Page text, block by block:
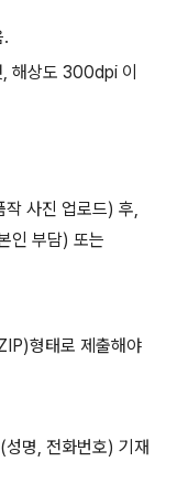
.
, 해상도 300dpi 이
작 사진 업로드) 후,
인 부담) 또는
형태로 제출해야
(성명, 전화번호) 기재